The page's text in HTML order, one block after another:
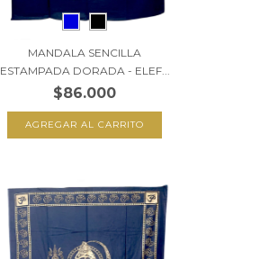
MANDALA SENCILLA
ESTAMPADA DORADA - ELEF...
$86.000
AGREGAR AL CARRITO